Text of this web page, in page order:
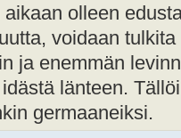
olleen
voidaan
ja enemmän
länteen.
germaaneiksi.